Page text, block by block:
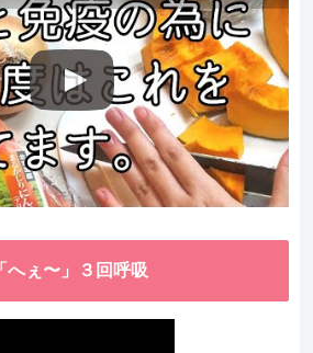
へぇ〜」３回呼吸